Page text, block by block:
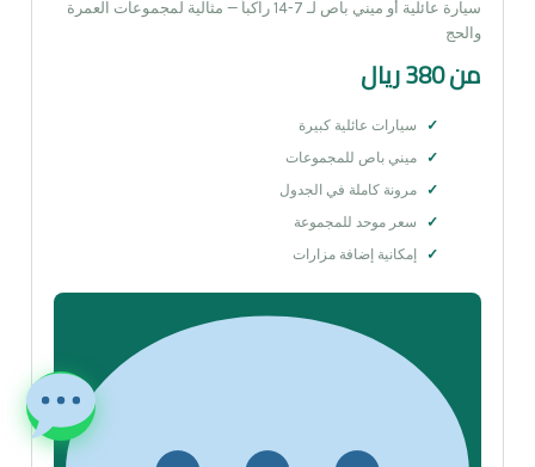
سيارة عائلية أو ميني باص لـ 7-14 راكباً — مثالية لمجموعات العمرة
والحج
من 380 ريال
سيارات عائلية كبيرة
ميني باص للمجموعات
مرونة كاملة في الجدول
سعر موحد للمجموعة
إمكانية إضافة مزارات